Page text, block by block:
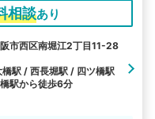
相談あり
市西区南堀江2丁目11-28
駅 / 西長堀駅 / 四ツ橋駅
駅から徒歩6分